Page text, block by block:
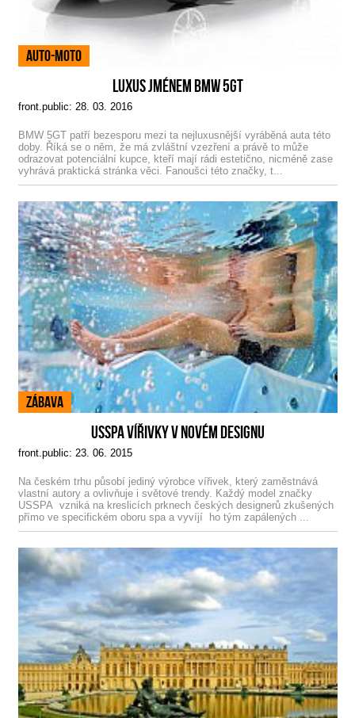
Auto-Moto
LUXUS JMÉNEM BMW 5GT
front.public: 28. 03. 2016
BMW 5GT patří bezesporu mezi ta nejluxusnější vyráběná auta této
doby. Říká se o něm, že má zvláštní vzezření a právě to může
odrazovat potenciální kupce, kteří mají rádi estetično, nicméně zase
vyhrává praktická stránka věci. Fanoušci této značky, t...
Zábava
USSPA VÍŘIVKY V NOVÉM DESIGNU
front.public: 23. 06. 2015
Na českém trhu působí jediný výrobce vířivek, který zaměstnává
vlastní autory a ovlivňuje i světové trendy. Každý model značky
USSPA vzniká na kreslicích prknech českých designerů zkušených
přímo ve specifickém oboru spa a vyvíjí ho tým zapálených ...